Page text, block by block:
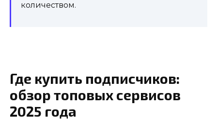
количеством.
Где купить подписчиков:
обзор топовых сервисов
2025 года